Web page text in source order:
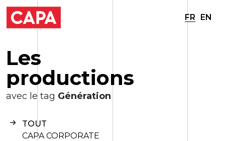
FR EN
Les
productions
avec le tag Génération
TOUT
CAPA CORPORATE